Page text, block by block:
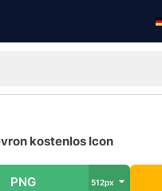
kostenlos Icon
PNG 512px